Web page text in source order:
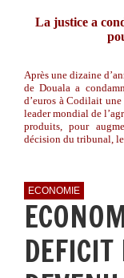
La justice a
Après une dizaine
de Douala a
d’euros à Codilait
leader mondial de
produits, pour
décision du tribunal,
ECONOMIE